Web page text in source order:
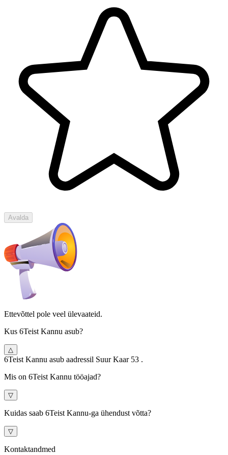
Avalda
Ettevõttel pole veel ülevaateid.
Kus 6Teist Kannu asub?
△
6Teist Kannu asub aadressil Suur Kaar 53 .
Mis on 6Teist Kannu tööajad?
▽
Kuidas saab 6Teist Kannu-ga ühendust võtta?
▽
Kontaktandmed